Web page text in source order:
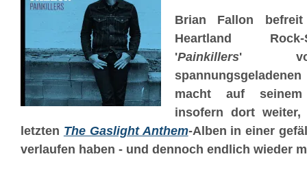
Brian Fallon
Heartland
'Painkillers' von
macht auf
insofern dort
letzten The Gaslight Anthem-Alben in einer
verlaufen haben - und dennoch endlich wieder